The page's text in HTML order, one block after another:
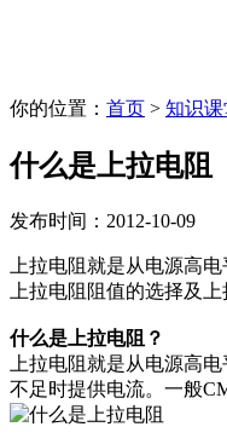
你的位置： 首页 > 知识课
什么是上拉电阻
发布时间：2012-10-09
上拉电阻就是从电源高
上拉电阻阻值的选择及
什么是上拉电阻？
上拉电阻就是从电源高
不足时提供电流。一般